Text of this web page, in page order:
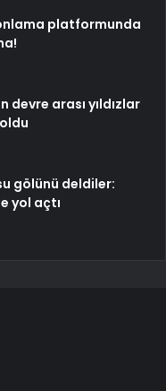
platformunda
devre arası yıldızlar
gölünü deldiler:
yol açtı